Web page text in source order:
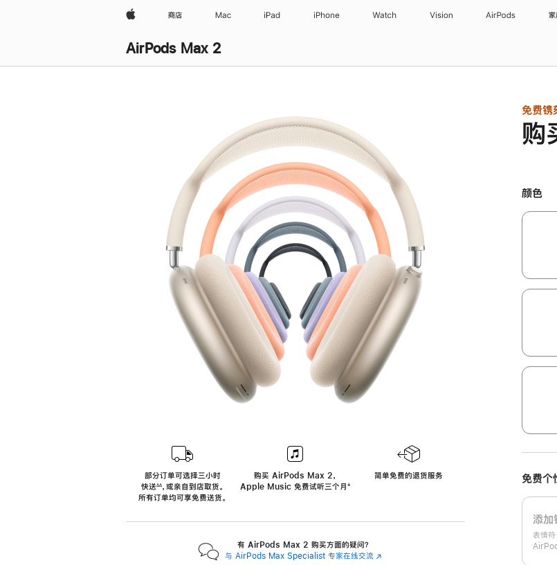
Apple 商店 Mac iPad iPhone Watch Vision AirPods 家
AirPods Max 2
AirPods Max 2
部分订单可选择三小时
快送
${translate.store.a11y.footnote}
∆∆， 或亲自到店取货。
所有订单均可享免费送货。
购买 AirPods Max 2，
Apple Music 免费试听三个月‍脚
‍⁺
简单免费的退货服务
有 AirPods Max 2 购买方面的疑问？
与 AirPods Max Specialist 专家在线交流 (在
免费镌
购
颜色
免费个
添加
表情符